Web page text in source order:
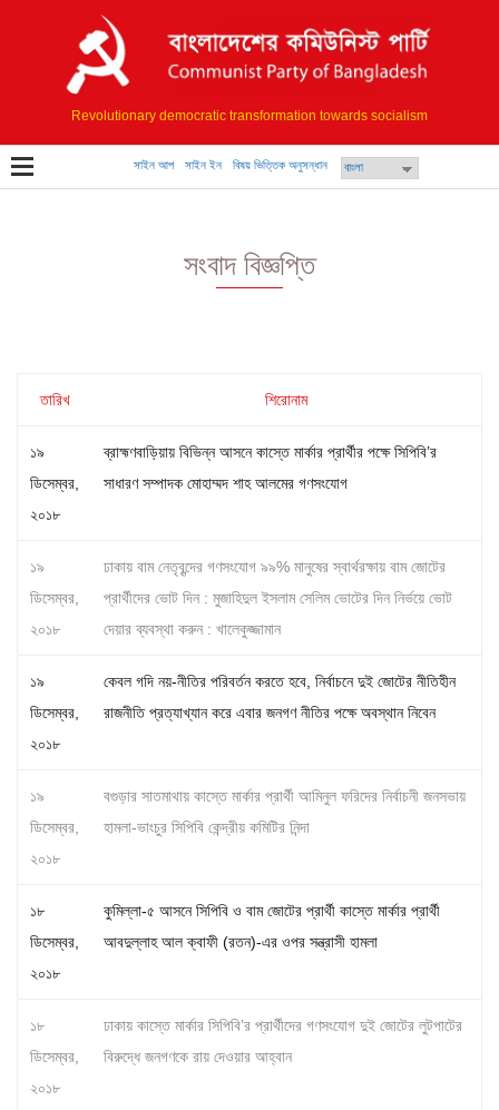
Revolutionary democratic transformation towards socialism
সাইন আপ সাইন ইন বিষয় ভিত্তিক অনুসন্ধান
সংবাদ বিজ্ঞপ্তি
তারিখ শিরোনাম
১৯
ডিসেম্বর,
২০১৮
ব্রাহ্মণবাড়িয়ায় বিভিন্ন আসনে কাস্তে মার্কার প্রার্থীর পক্ষে সিপিবি’র
সাধারণ সম্পাদক মোহাম্মদ শাহ আলমের গণসংযোগ
১৯
ডিসেম্বর,
২০১৮
ঢাকায় বাম নেতৃবৃন্দের গণসংযোগ ৯৯% মানুষের স্বার্থরক্ষায় বাম জোটের
প্রার্থীদের ভোট দিন : মুজাহিদুল ইসলাম সেলিম ভোটের দিন নির্ভয়ে ভোট
দেয়ার ব্যবস্থা করুন : খালেকুজ্জামান
১৯
ডিসেম্বর,
২০১৮
কেবল গদি নয়-নীতির পরিবর্তন করতে হবে, নির্বাচনে দুই জোটের নীতিহীন
রাজনীতি প্রত্যাখ্যান করে এবার জনগণ নীতির পক্ষে অবস্থান নিবেন
১৯
ডিসেম্বর,
২০১৮
বগুড়ার সাতমাথায় কাস্তে মার্কার প্রার্থী আমিনুল ফরিদের নির্বাচনী জনসভায়
হামলা-ভাংচুর সিপিবি কেন্দ্রীয় কমিটির নিন্দা
১৮
ডিসেম্বর,
২০১৮
কুমিল্লা-৫ আসনে সিপিবি ও বাম জোটের প্রার্থী কাস্তে মার্কার প্রার্থী
আবদুল্লাহ আল ক্বাফী (রতন)-এর ওপর সন্ত্রাসী হামলা
১৮
ডিসেম্বর,
২০১৮
ঢাকায় কাস্তে মার্কার সিপিবি’র প্রার্থীদের গণসংযোগ দুই জোটের লুটপাটের
বিরুদ্ধে জনগণকে রায় দেওয়ার আহ্বান